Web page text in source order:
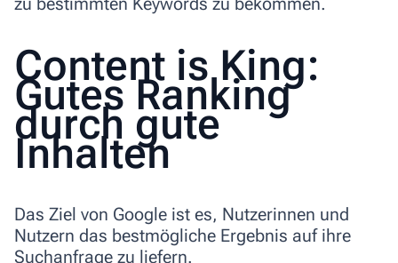
Content is King:
Gutes Ranking
durch gute
Inhalten
Das Ziel von Google ist es, Nutzerinnen und
Nutzern das bestmögliche Ergebnis auf ihre
Suchanfrage zu liefern.